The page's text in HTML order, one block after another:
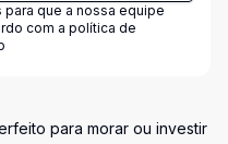
que a nossa equipe
com a política de
para morar ou investir